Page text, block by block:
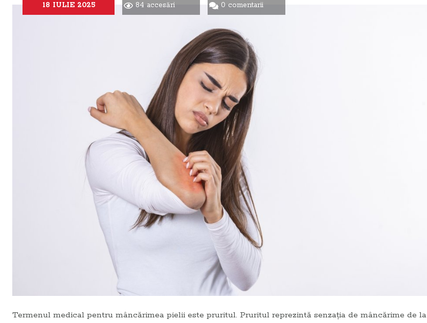
18 IULIE 2025 84 accesări 0 comentarii
Termenul medical pentru mâncărimea pielii este pruritul. Pruritul reprezintă senzația de mâncărime de la